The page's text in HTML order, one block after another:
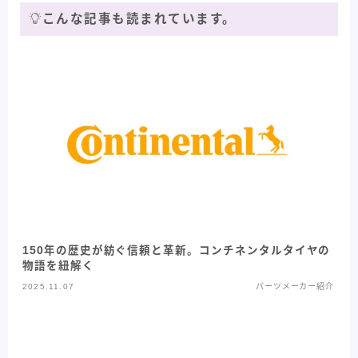
こんな記事も読まれています。
150年の歴史が紡ぐ信頼と革新。コンチネンタルタイヤの
物語を紐解く
2025.11.07 パーツメーカー紹介